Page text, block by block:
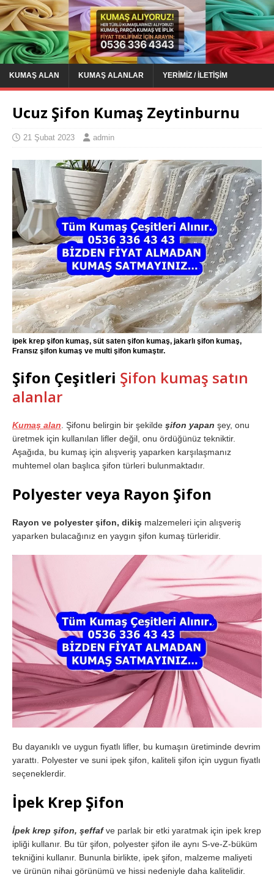
KUMAŞ ALAN KUMAŞ ALANLAR YERIMIZ / İLETIŞIM
Ucuz Şifon Kumaş Zeytinburnu
21 Şubat 2023 admin
ipek krep şifon kumaş, süt saten şifon kumaş, jakarlı şifon kumaş,
Fransız şifon kumaş ve multi şifon kumaştır.
Şifon Çeşitleri Şifon kumaş satın
alanlar
Kumaş alan . Şifonu belirgin bir şekilde şifon yapan şey, onu
üretmek için kullanılan lifler değil, onu ördüğünüz tekniktir.
Aşağıda, bu kumaş için alışveriş yaparken karşılaşmanız
muhtemel olan başlıca şifon türleri bulunmaktadır.
Polyester veya Rayon Şifon
Rayon ve polyester şifon, dikiş malzemeleri için alışveriş
yaparken bulacağınız en yaygın şifon kumaş türleridir.
Bu dayanıklı ve uygun fiyatlı lifler, bu kumaşın üretiminde devrim
yarattı. Polyester ve suni ipek şifon, kaliteli şifon için uygun fiyatlı
seçeneklerdir.
İpek Krep Şifon
İpek krep şifon, şeffafve parlak bir etki yaratmak için ipek krep
ipliği kullanır. Bu tür şifon, polyester şifon ile aynı S-ve-Z-büküm
tekniğini kullanır. Bununla birlikte, ipek şifon, malzeme maliyeti
ve ürünün nihai görünümü ve hissi nedeniyle daha kalitelidir.